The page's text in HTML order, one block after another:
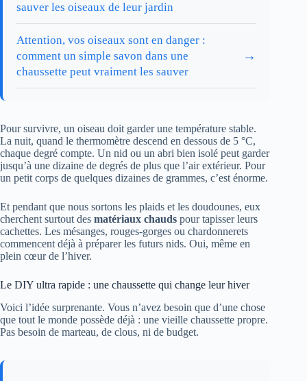
sauver les oiseaux de leur jardin
Attention, vos oiseaux sont en danger :
comment un simple savon dans une
chaussette peut vraiment les sauver
→
Pour survivre, un oiseau doit garder une température stable.
La nuit, quand le thermomètre descend en dessous de 5 °C,
chaque degré compte. Un nid ou un abri bien isolé peut garder
jusqu’à une dizaine de degrés de plus que l’air extérieur. Pour
un petit corps de quelques dizaines de grammes, c’est énorme.
Et pendant que nous sortons les plaids et les doudounes, eux
cherchent surtout des matériaux chauds pour tapisser leurs
cachettes. Les mésanges, rouges-gorges ou chardonnerets
commencent déjà à préparer les futurs nids. Oui, même en
plein cœur de l’hiver.
Le DIY ultra rapide : une chaussette qui change leur hiver
Voici l’idée surprenante. Vous n’avez besoin que d’une chose
que tout le monde possède déjà : une vieille chaussette propre.
Pas besoin de marteau, de clous, ni de budget.